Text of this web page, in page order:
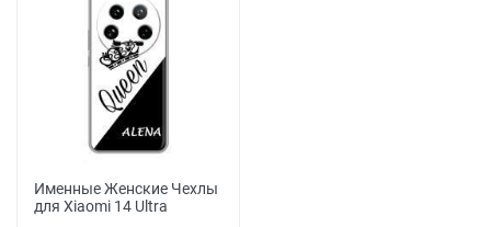
Именные Женские Чехлы
для Xiaomi 14 Ultra